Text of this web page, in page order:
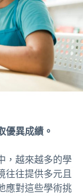
優異成績。
，越來越多的學
往往提供多元且
應對這些學術挑